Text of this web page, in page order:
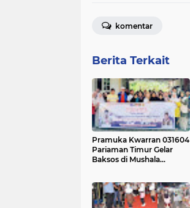
komentar
Berita Terkait
Pramuka Kwarran 031604
Pariaman Timur Gelar
Baksos di Mushala